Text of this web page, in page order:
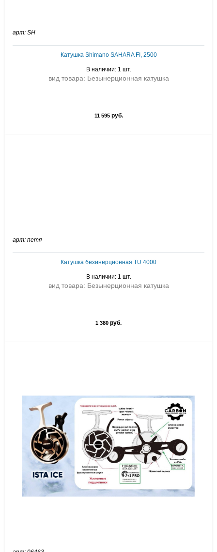
арт: SH
Катушка Shimano SAHARA FI, 2500
В наличии: 1 шт.
вид товара: Безынерционная катушка
11 595руб.
арт: петя
Катушка безинерционная TU 4000
В наличии: 1 шт.
вид товара: Безынерционная катушка
1 380 руб.